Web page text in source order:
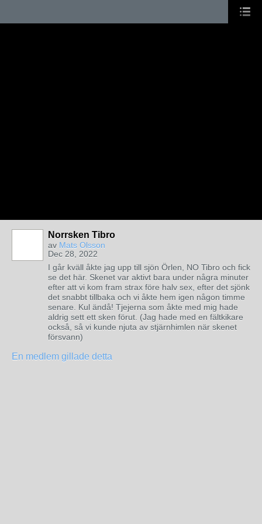
Norrsken Tibro
av Mats Olsson
Dec 28, 2022
I går kväll åkte jag upp till sjön Örlen, NO Tibro och fick
se det här. Skenet var aktivt bara under några minuter
efter att vi kom fram strax före halv sex, efter det sjönk
det snabbt tillbaka och vi åkte hem igen någon timme
senare. Kul ändå! Tjejerna som åkte med mig hade
aldrig sett ett sken förut. (Jag hade med en fältkikare
också, så vi kunde njuta av stjärnhimlen när skenet
försvann)
En medlem gillade detta